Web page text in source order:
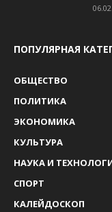
ПОПУЛЯРНАЯ
ОБЩЕСТВО
ПОЛИТИКА
ЭКОНОМИКА
КУЛЬТУРА
НАУКА И
СПОРТ
КАЛЕЙДОСКОП